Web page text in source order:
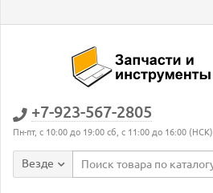
+7-923-567-2805
Пн-пт, с 10:00 до 19:00 сб, с 11:00 до 16:00 (НСК)
Везде